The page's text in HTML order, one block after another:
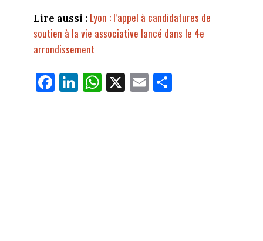
Lire aussi : Lyon : l’appel à candidatures de
soutien à la vie associative lancé dans le 4e
arrondissement
Fa
ce
Li
nk
W
ha
X E
m
Pa